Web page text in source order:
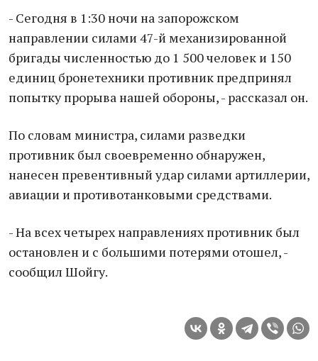
- Сегодня в 1:30 ночи на запорожском
направлении силами 47-й механизированной
бригады численностью до 1 500 человек и 150
единиц бронетехники противник предпринял
попытку прорыва нашей обороны, - рассказал он.
По словам министра, силами разведки
противник был своевременно обнаружен,
нанесен превентивный удар силами артиллерии,
авиации и противотанковыми средствами.
- На всех четырех направлениях противник был
остановлен и с большими потерями отошел, -
сообщил Шойгу.